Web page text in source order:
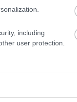
including
user protection.
την σύζυγό